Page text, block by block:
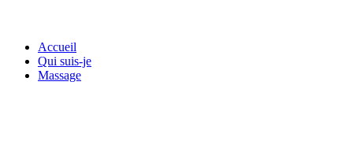
Accueil
Qui suis-je
Massage